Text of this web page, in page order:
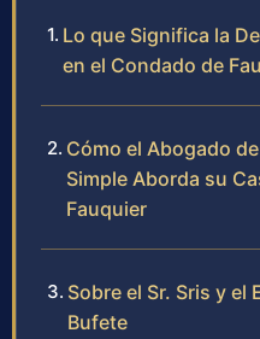
Lo que Significa la
en el Condado de
Cómo el Abogado
Simple Aborda su
Fauquier
Sobre el Sr. Sris y el
Bufete